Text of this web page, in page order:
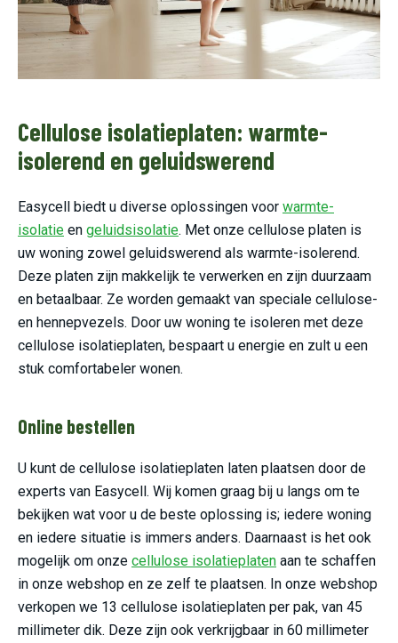
Cellulose isolatieplaten: warmte-
isolerend en geluidswerend
Easycell biedt u diverse oplossingen voor warmte-
isolatie en geluidsisolatie. Met onze cellulose platen is
uw woning zowel geluidswerend als warmte-isolerend.
Deze platen zijn makkelijk te verwerken en zijn duurzaam
en betaalbaar. Ze worden gemaakt van speciale cellulose-
en hennepvezels. Door uw woning te isoleren met deze
cellulose isolatieplaten, bespaart u energie en zult u een
stuk comfortabeler wonen.
Online bestellen
U kunt de cellulose isolatieplaten laten plaatsen door de
experts van Easycell. Wij komen graag bij u langs om te
bekijken wat voor u de beste oplossing is; iedere woning
en iedere situatie is immers anders. Daarnaast is het ook
mogelijk om onze cellulose isolatieplaten aan te schaffen
in onze webshop en ze zelf te plaatsen. In onze webshop
verkopen we 13 cellulose isolatieplaten per pak, van 45
millimeter dik. Deze zijn ook verkrijgbaar in 60 millimeter